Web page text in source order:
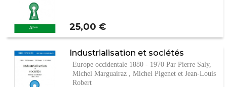
Prix
25,00 €
Industrialisation et sociétés
Europe occidentale 1880 - 1970 Par Pierre Saly,
Michel Marguairaz , Michel Pigenet et Jean-Louis
Robert